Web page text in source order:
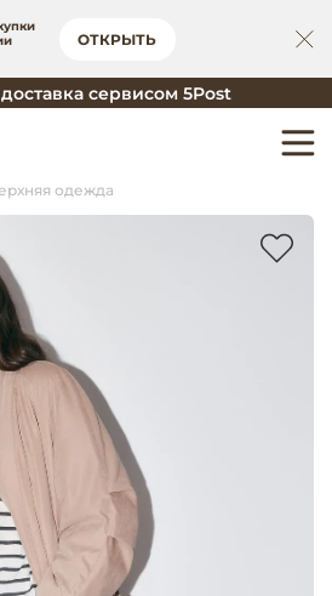
ОТКРЫТЬ
сервисом 5Post
одежда